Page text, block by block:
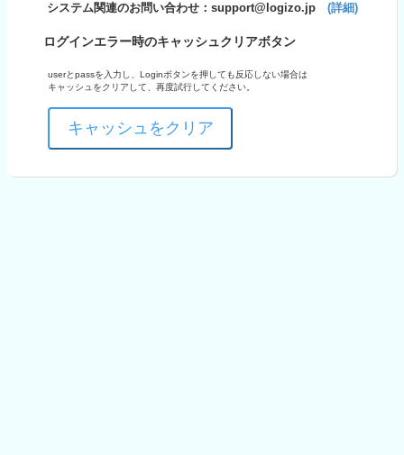
システム関連のお問い合わせ：support@logizo.jp (詳細)
ログインエラー時のキャッシュクリアボタン
userとpassを入力し、Loginボタンを押しても反応しない場合は
キャッシュをクリアして、再度試行してください。
キャッシュをクリア